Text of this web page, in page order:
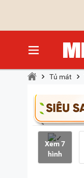
Tủ mát
Xem 7
hình